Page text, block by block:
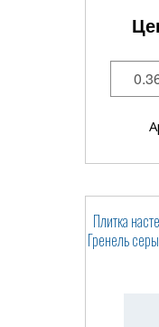
Плитка
Гренель